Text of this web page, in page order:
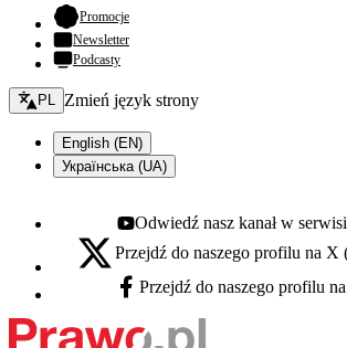
Promocje- otwiera się w nowej karcie
Newsletter
Podcasty
Zmień język - bieżący:
PL Zmień język strony
English (EN)
Українська (UA)
Youtube - otwiera się w nowej karcie
Odwiedź nasz kanał w
X - otwiera się w nowej karcie
Przejdź do naszego profilu na
Facebook - otwiera się w nowej karcie
Przejdź do naszego profilu